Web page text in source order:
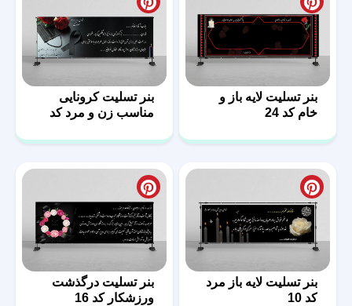
بنر تسلیت لایه باز و
خام کد 24
بنر تسلیت کرونایی
مناسب زن و مرد کد
بنر تسلیت لایه باز مرد
کد 10
بنر تسلیت درگذشت
ورزشکار کد 16